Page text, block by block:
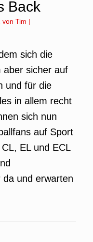
Back
von Tim |
sich die
aber sicher auf
und für die
in allem recht
sich nun
auf Sport
EL und ECL
da und erwarten